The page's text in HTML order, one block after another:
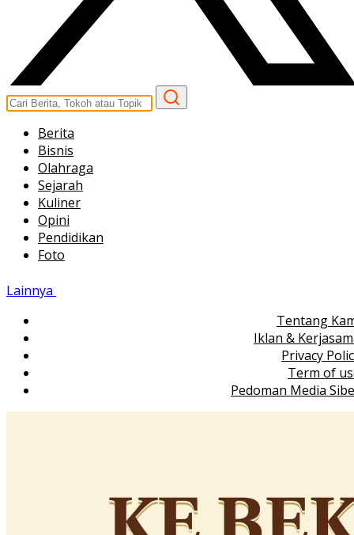
Berita
Bisnis
Olahraga
Sejarah
Kuliner
Opini
Pendidikan
Foto
Lainnya
Tentang
Iklan &
Privacy
Term of
Pedoman Media